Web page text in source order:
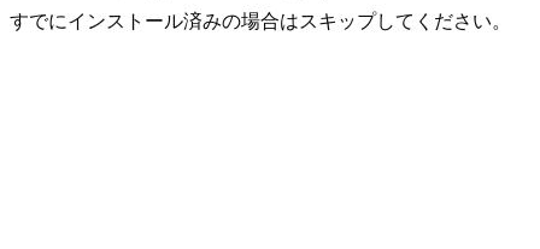
すでにインストール済みの場合はスキップしてください。